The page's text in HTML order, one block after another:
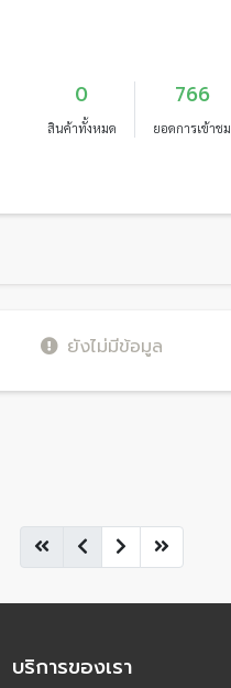
0
สินค้าทั้งหมด
766
ยอดการเข้าชม
ยังไม่มีข้อมูล
บริการของเรา